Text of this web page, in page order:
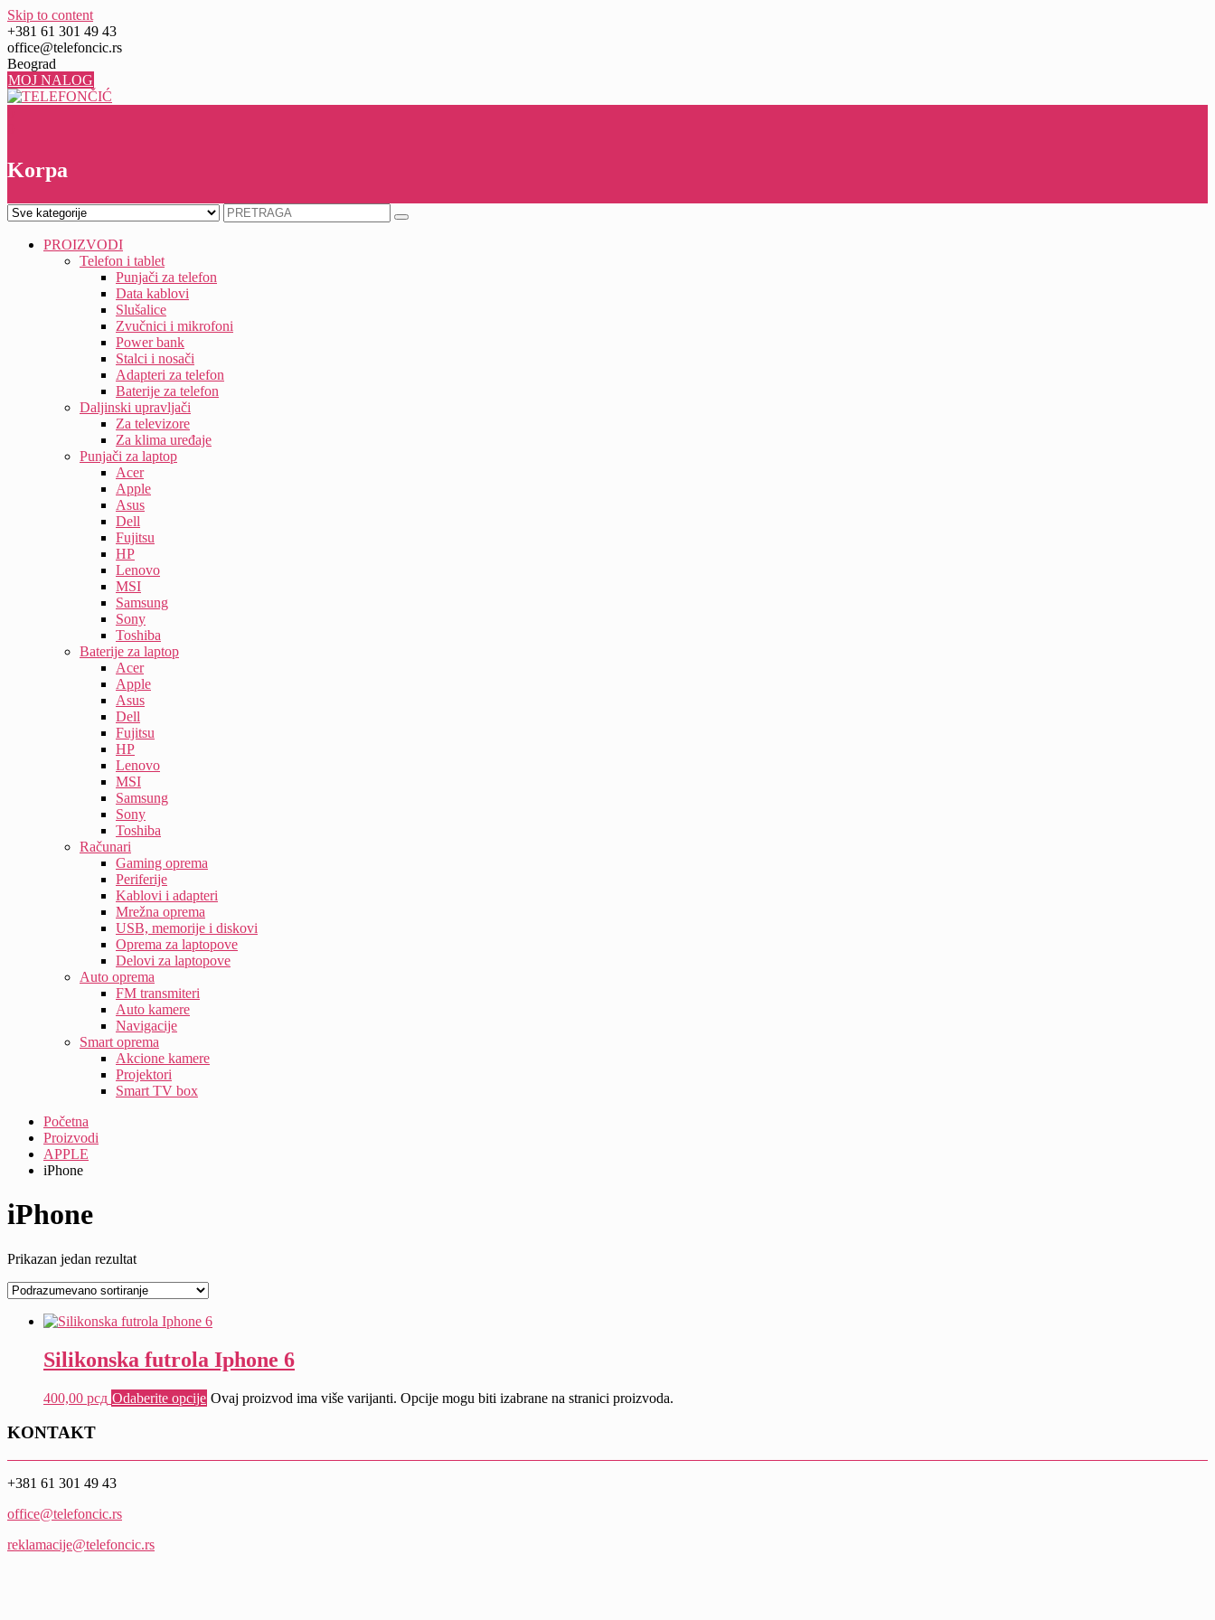
Skip to content
+381 61 301 49 43
office@telefoncic.rs
Beograd
MOJ NALOG
Korpa
PROIZVODI
Telefon i tablet
Punjači za telefon
Data kablovi
Slušalice
Zvučnici i mikrofoni
Power bank
Stalci i nosači
Adapteri za telefon
Baterije za telefon
Daljinski upravljači
Za televizore
Za klima uređaje
Punjači za laptop
Acer
Apple
Asus
Dell
Fujitsu
HP
Lenovo
MSI
Samsung
Sony
Toshiba
Baterije za laptop
Acer
Apple
Asus
Dell
Fujitsu
HP
Lenovo
MSI
Samsung
Sony
Toshiba
Računari
Gaming oprema
Periferije
Kablovi i adapteri
Mrežna oprema
USB, memorije i diskovi
Oprema za laptopove
Delovi za laptopove
Auto oprema
FM transmiteri
Auto kamere
Navigacije
Smart oprema
Akcione kamere
Projektori
Smart TV box
Početna
Proizvodi
APPLE
iPhone
iPhone
Prikazan jedan rezultat
Silikonska futrola Iphone 6
400,00 рсд Odaberite opcije Ovaj proizvod ima više varijanti. Opcije mogu biti izabrane na stranici proizvoda.
KONTAKT
+381 61 301 49 43
office@telefoncic.rs
reklamacije@telefoncic.rs